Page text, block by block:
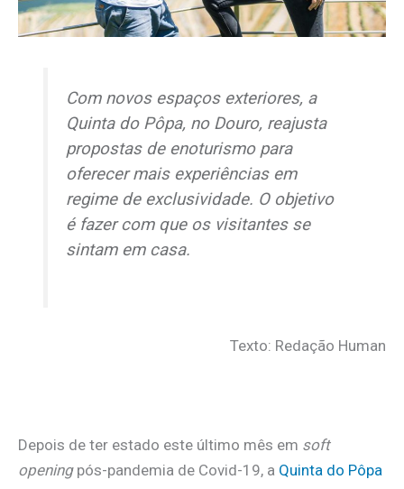
Com novos espaços exteriores, a
Quinta do Pôpa, no Douro, reajusta
propostas de enoturismo para
oferecer mais experiências em
regime de exclusividade. O objetivo
é fazer com que os visitantes se
sintam em casa.
Texto: Redação Human
Depois de ter estado este último mês em soft
openingpós-pandemia de Covid-19, a Quinta do Pôpa